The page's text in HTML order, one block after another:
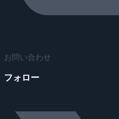
お問い合わせ
フォロー